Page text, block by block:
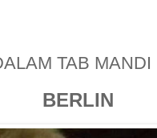
TAB MANDI
BERLIN